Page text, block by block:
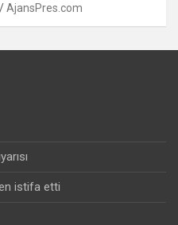
AjansPres.com
istifa etti